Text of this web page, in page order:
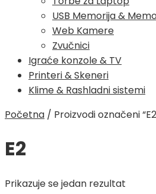
USB Memorija &
Web Kamere
Zvučnici
Igraće konzole & TV
Printeri & Skeneri
Klime & Rashladni sistemi
Početna / Proizvodi označeni
E2
Prikazuje se jedan rezultat